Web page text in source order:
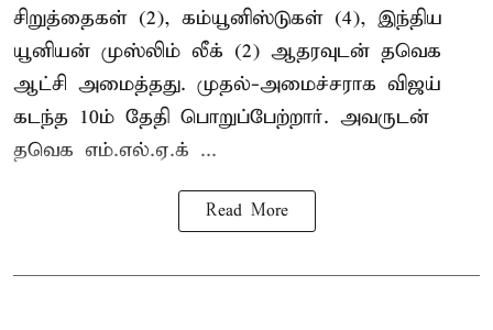
சிறுத்தைகள் (2), கம்யூனிஸ்டுகள் (4), இந்திய
யூனியன் முஸ்லிம் லீக் (2) ஆதரவுடன் தவெக
ஆட்சி அமைத்தது. முதல்-அமைச்சராக விஜய்
கடந்த 10ம் தேதி பொறுப்பேற்றார். அவருடன்
தவெக எம்.எல்.ஏ.க் ...
Read More